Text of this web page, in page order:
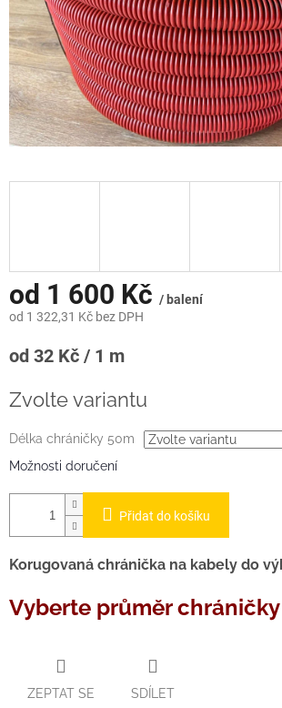
od 1 600 Kč / balení
od 1 322,31 Kč bez DPH
Měrná
od 32 Kč / 1 m
Zvolte variantu
Délka chráničky 50m
Možnosti doručení
Přidat do košíku
Korugovaná chránička na kabely do
Vyberte průměr chráničky
ZEPTAT SE SDÍLET